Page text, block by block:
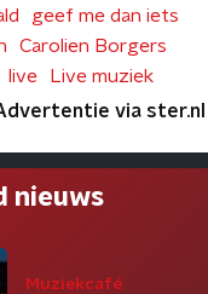
geef me dan iets
Carolien Borgers
live
Live muziek
via ster.nl
nieuws
Muziekcafé